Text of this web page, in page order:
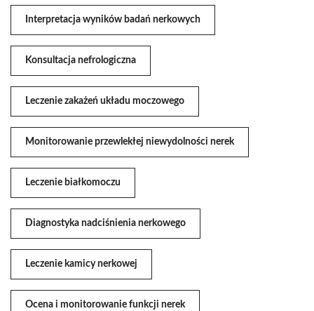
Interpretacja wyników badań nerkowych
Konsultacja nefrologiczna
Leczenie zakażeń układu moczowego
Monitorowanie przewlekłej niewydolności nerek
Leczenie białkomoczu
Diagnostyka nadciśnienia nerkowego
Leczenie kamicy nerkowej
Ocena i monitorowanie funkcji nerek